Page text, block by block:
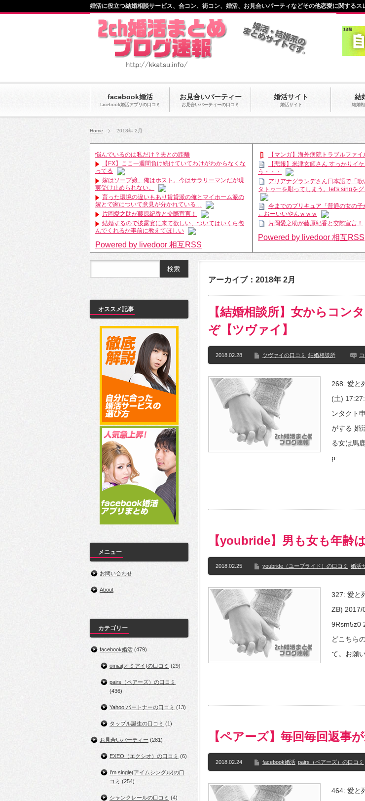
facebook婚活
facebook婚活アプリの口コミ
お見合いパーティー
お見合いパーティーの口コミ
婚活サイト
婚活サイト
結
結婚
婚活に役立つ結婚相談サービス、合コン、街コン、婚活、お見合いパーティなどその他恋愛に関するス
Home 2018年 2月
悩んでいるのは私だけ？夫との距離
【FX】ここ一週間負け続けていてわけがわからなくな
ってる
嫁はソープ嬢、俺はホスト。今はサラリーマンだが現
実受け止められない。
育った環境の違いもあり賃貸派の俺とマイホーム派の
嫁とで家について意見が分かれている…
片岡愛之助が藤原紀香と交際宣言！
結婚するので披露宴に来て欲しい、ついてはいくら包
んでくれるか事前に教えてほしい
Powered by livedoor 相互RSS
【マンガ】海外病院トラブルファイ
【悲報】米津玄師さん すっかりイ
う・・・
アリアナグランデさん日本語で「歌
タトゥーを彫ってしまう。let's singを
今までのプリキュア「普通の女の子
←おーいいやんｗｗｗ
片岡愛之助が藤原紀香と交際宣言！
Powered by livedoor 相互RSS
アーカイブ：2018年 2月
【結婚相談所】女からコン
ぞ【ツヴァイ】
2018.02.28 ツヴァイの口コミ 結婚相談所
268: 愛と
(土)
ンタクト
がする 婚
る女は馬
p:…
【youbride】男も女も年齢
2018.02.25 youbride（ユーブライド）の口コミ 婚活
327: 愛と
ZB) 2017/
9Rsm5z0
どこちら
て。お願
【ペアーズ】毎回毎回返事
2018.02.24 facebook婚活 pairs（ペアーズ）の口コミ
464: 愛と
オススメ記事
メニュー
お問い合わせ
About
カテゴリー
facebook婚活 (479)
omiai(オミアイ)の口コミ (29)
pairs（ペアーズ）の口コミ
(436)
Yahoo!パートナーの口コミ (13)
タップル誕生の口コミ (1)
お見合いパーティー (281)
EXEO（エクシオ）の口コミ (6)
I’m single(アイムシングル)の口
コミ (254)
シャンクレールの口コミ (4)